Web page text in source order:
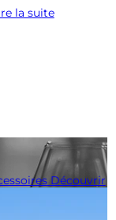
la suite
Découvrir